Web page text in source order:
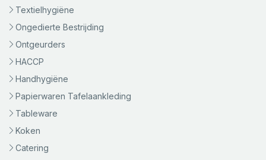
Textielhygiëne
Ongedierte Bestrijding
Ontgeurders
HACCP
Handhygiëne
Papierwaren Tafelaankleding
Tableware
Koken
Catering